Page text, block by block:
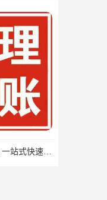
一般纳税人代理记账 一站式快速办理